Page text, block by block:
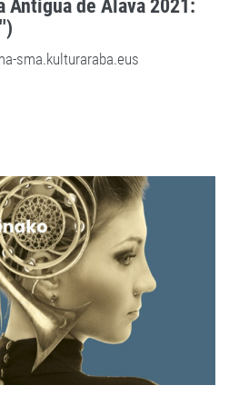
Antigua de Álava 2021:
sma.kulturaraba.eus